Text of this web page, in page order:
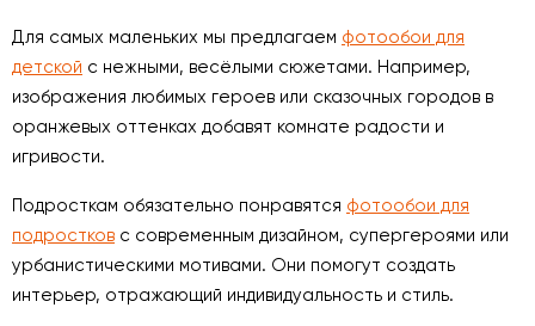
Для самых маленьких мы предлагаем фотообои для
детской с нежными, весёлыми сюжетами. Например,
изображения любимых героев или сказочных городов в
оранжевых оттенках добавят комнате радости и
игривости.
Подросткам обязательно понравятся фотообои для
подростков с современным дизайном, супергероями или
урбанистическими мотивами. Они помогут создать
интерьер, отражающий индивидуальность и стиль.